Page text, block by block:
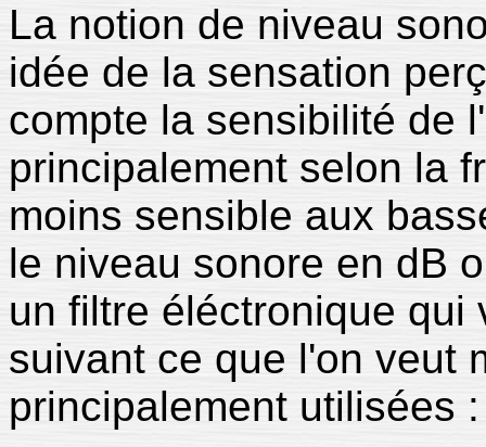
La notion de niveau
idée de la sensation
compte la sensibilité de
principalement selon la
moins sensible aux
le niveau sonore en dB
un filtre éléctronique qui
suivant ce que l'on veut
principalement utilisées :